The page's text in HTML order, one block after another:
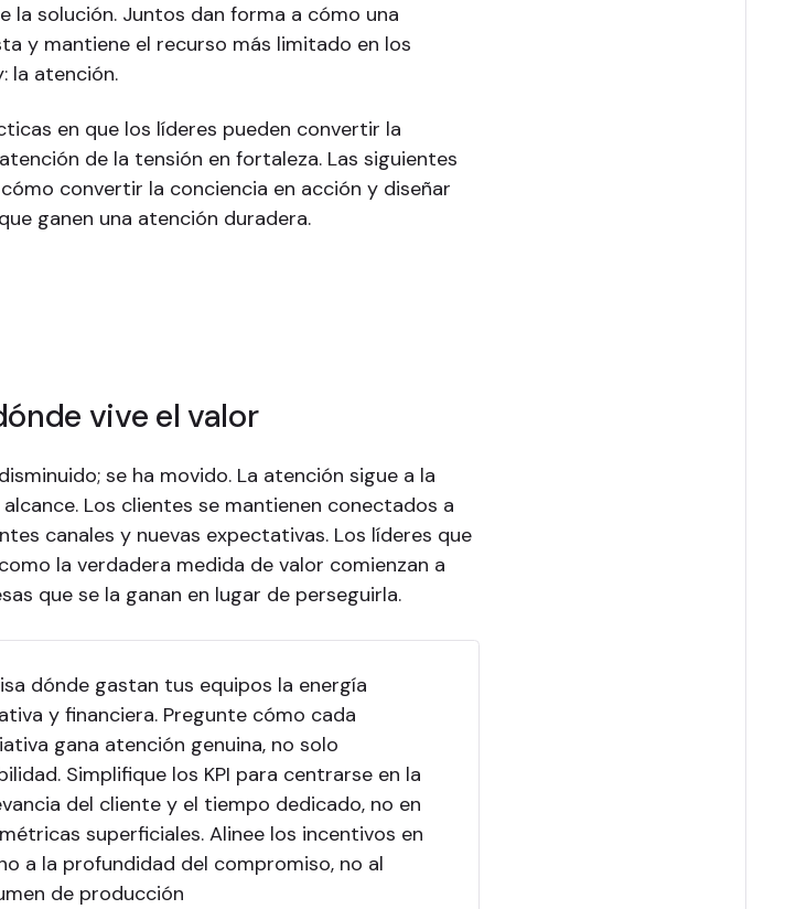
la solución. Juntos dan forma a cómo una
y mantiene el recurso más limitado en los
la atención.
en que los líderes pueden convertir la
de la tensión en fortaleza. Las siguientes
convertir la conciencia en acción y diseñar
ganen una atención duradera.
vive el valor
se ha movido. La atención sigue a la
alcance. Los clientes se mantienen conectados a
canales y nuevas expectativas. Los líderes que
la verdadera medida de valor comienzan a
que se la ganan en lugar de perseguirla.
dónde gastan tus equipos la energía
y financiera. Pregunte cómo cada
gana atención genuina, no solo
Simplifique los KPI para centrarse en la
del cliente y el tiempo dedicado, no en
superficiales. Alinee los incentivos en
a la profundidad del compromiso, no al
de producción